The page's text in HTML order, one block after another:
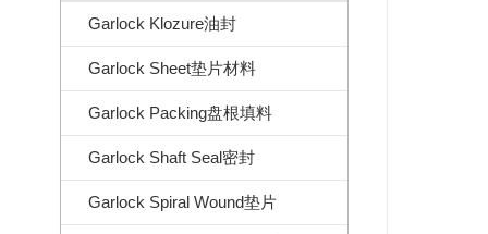
Garlock Klozure油封
Garlock Sheet垫片材料
Garlock Packing盘根填料
Garlock Shaft Seal密封
Garlock Spiral Wound垫片